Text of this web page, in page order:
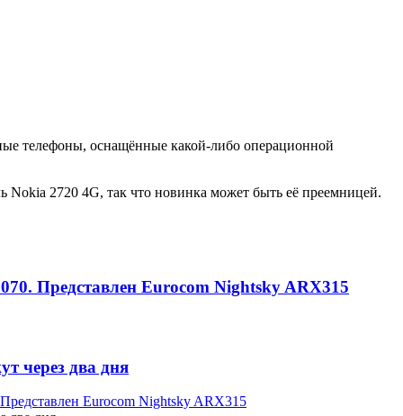
телефоны, оснащённые какой-либо операционной
2720 4G, так что новинка может быть её преемницей.
Представлен Eurocom Nightsky ARX315
через два дня
Eurocom Nightsky ARX315